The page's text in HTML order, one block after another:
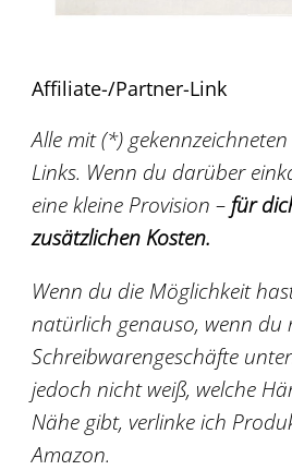
Affiliate-/Partner-Link
Alle mit (*)
Links. Wenn du darüber
eine kleine Provision – für
zusätzlichen Kosten.
Wenn du die Möglichkeit
natürlich genauso, wenn du
Schreibwarengeschäfte
jedoch nicht weiß, welche
Nähe gibt, verlinke ich
Amazon.